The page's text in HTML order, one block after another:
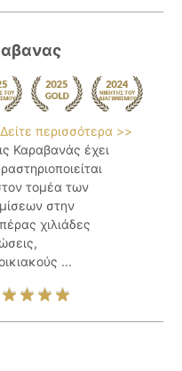
Δείτε περισσότερα >>
Καραβανάς έχει
τομέα των
στην
χιλιάδες
...